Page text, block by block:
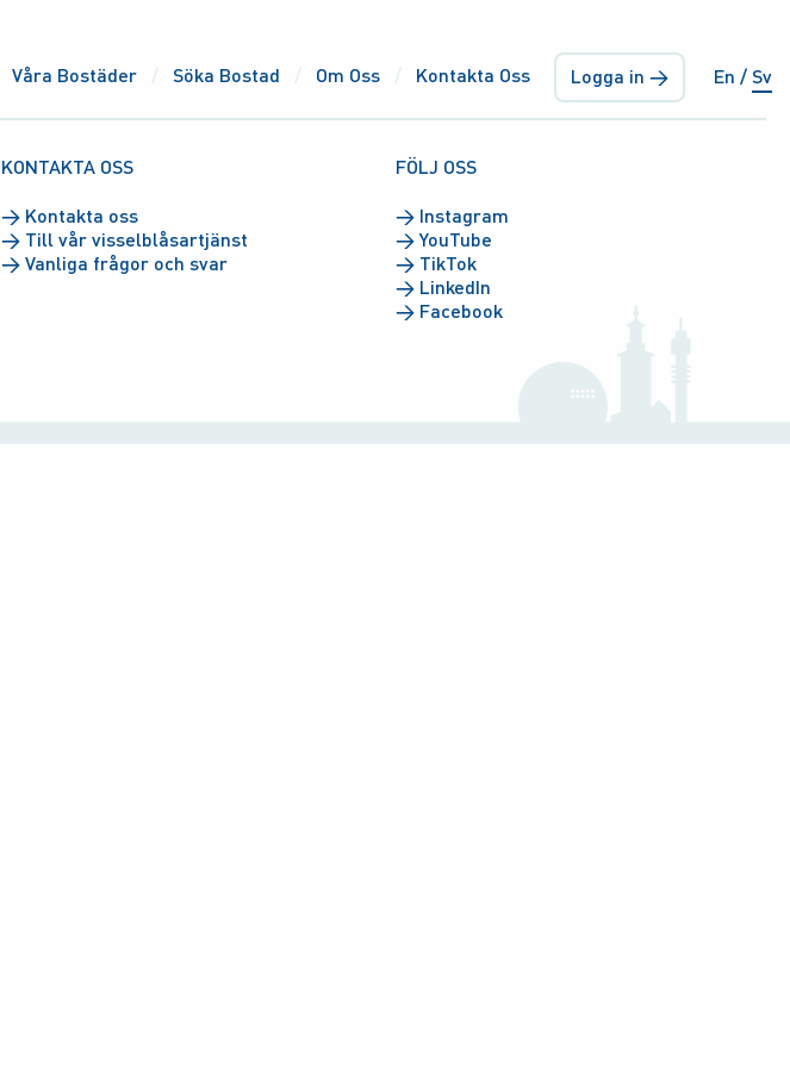
Våra Bostäder Söka Bostad Om Oss Kontakta Oss Logga in → En Sv
KONTAKTA OSS
→ Kontakta oss
→ Till vår visselblåsartjänst
→Vanliga frågor och svar
FÖLJ OSS
→ Instagram
→YouTube
→ TikTok
→ LinkedIn
→ Facebook